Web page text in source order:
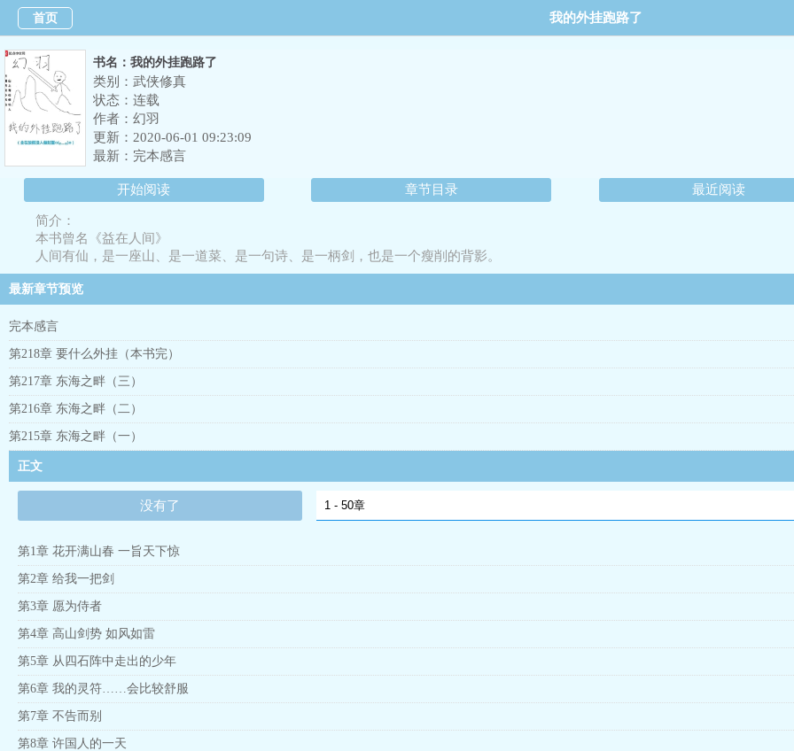
首页 我的外挂跑路了
书名：我的外挂跑路了
类别：武侠修真
状态：连载
作者： 幻羽
更新：2020-06-01 09:23:09
最新： 完本感言
开始阅读 章节目录 最近阅读
简介：
本书曾名《益在人间》
人间有仙，是一座山、是一道菜、是一句诗、是一柄剑，也是一个瘦削的背影。
人间便是仙，在高原、在海岛，匿于现在，显于过去。
顾益意在人间，顾益亦在人间。
这是一个从外挂跑掉开始的故事，本书又名：顾益被外挂抛弃漂流记。
最新章节预览
完本感言
第218章 要什么外挂（本书完）
第217章 东海之畔（三）
第216章 东海之畔（二）
第215章 东海之畔（一）
正文
没有了
第1章 花开满山春 一旨天下惊
第2章 给我一把剑
第3章 愿为侍者
第4章 高山剑势 如风如雷
第5章 从四石阵中走出的少年
第6章 我的灵符……会比较舒服
第7章 不告而别
第8章 许国人的一天